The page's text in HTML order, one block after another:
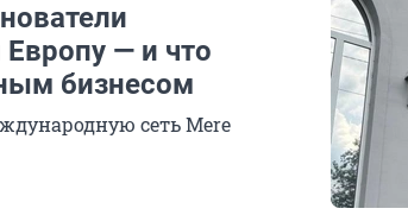
— и что
бизнесом
сеть Mere